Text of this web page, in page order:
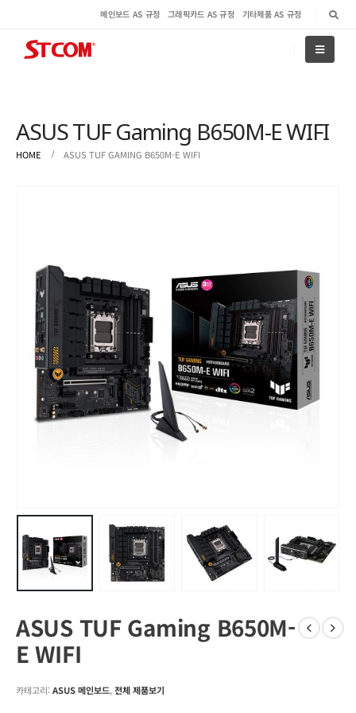
메인보드 AS 규정 그래픽카드 AS 규정 기타제품 AS 규정
ASUS TUF Gaming B650M-E WIFI
HOME ASUS TUF GAMING B650M-E WIFI
ASUS TUF Gaming B650M-
E WIFI
카테고리:ASUS 메인보드, 전체 제품보기